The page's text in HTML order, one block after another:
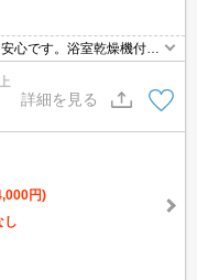
心です。浴室乾燥機付き
があるのでいつでも暖か
の物件です。収納性に優
なるシステムキッチンが
詳細を見る
円)
し